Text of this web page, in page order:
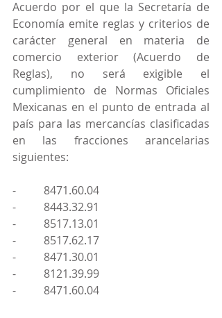
Acuerdo por el que la Secretaría de
Economía emite reglas y criterios de
carácter general en materia de
comercio exterior (Acuerdo de
Reglas), no será exigible el
cumplimiento de Normas Oficiales
Mexicanas en el punto de entrada al
país para las mercancías clasificadas
en las fracciones arancelarias
siguientes:
-          8471.60.04
-          8443.32.91
-          8517.13.01
-          8517.62.17
-          8471.30.01
-          8121.39.99
-          8471.60.04